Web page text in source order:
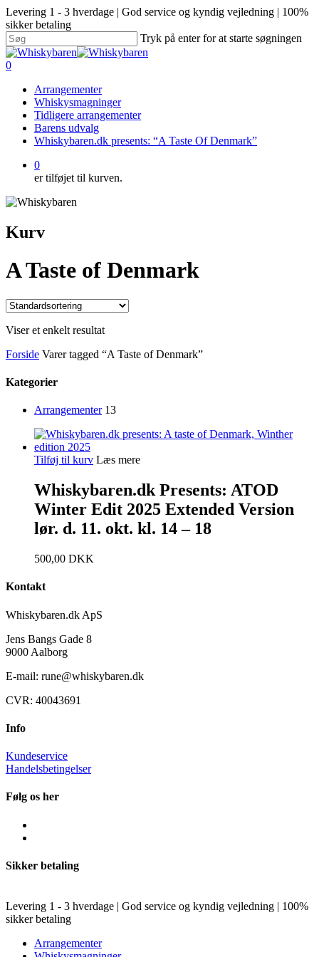
Levering 1 - 3 hverdage | God service og kyndig vejledning | 100%
sikker betaling
Tryk på enter for at starte søgningen
0
Arrangementer
Whiskysmagninger
Tidligere arrangementer
Barens udvalg
Whiskybaren.dk presents: “A Taste Of Denmark”
0
er tilføjet til kurven.
Kurv
A Taste of Denmark
Viser et enkelt resultat
Forside Varer tagged “A Taste of Denmark”
Kategorier
Arrangementer 13
Tilføj til kurv Læs mere
Whiskybaren.dk Presents: ATOD
Winter Edit 2025 Extended Version
lør. d. 11. okt. kl. 14 – 18
500,00 DKK
Kontakt
Whiskybaren.dk ApS
Jens Bangs Gade 8
9000 Aalborg
E-mail: rune@whiskybaren.dk
CVR: 40043691
Info
Kundeservice
Handelsbetingelser
Følg os her
Sikker betaling
Levering 1 - 3 hverdage | God service og kyndig vejledning | 100%
sikker betaling
Arrangementer